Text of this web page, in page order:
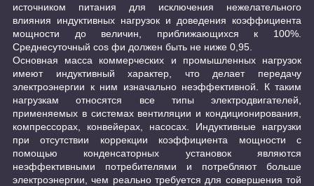
источником питания для исключения нежелательного
влияния индуктивных нагрузок и доведения коэффициента
мощности до величин, приближающихся к 100%.
Среднесуточный cos фи должен быть не ниже 0,95.
Основная масса коммерческих и промышленных нагрузок
имеют индуктивный характер, что делает передачу
электроэнергии к ним изначально неэффективной. К таким
нагрузкам относятся все типы электродвигателей,
применяемых в системах вентиляции и кондиционирования,
компрессорах, конвейерах, насосах. Индуктивные нагрузки
при отсутствии коррекции коэффициента мощности с
помощью конденсаторных установок являются
неэффективными потребителями и потребляют больше
электроэнергии, чем реально требуется для совершения той